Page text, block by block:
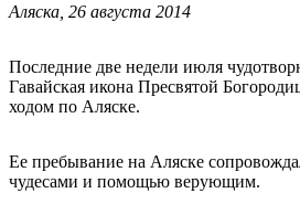
Аляска, 26 августа 2014
Последние две недели июля
Гавайская икона Пресвятой
ходом по Аляске.
Ее пребывание на Аляске
чудесами и помощью верующим.